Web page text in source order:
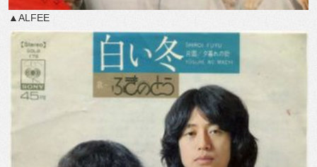
▲ALFEE